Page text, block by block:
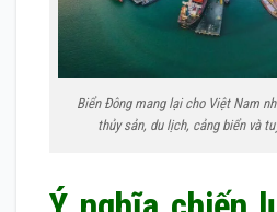
Biển Đông mang lại cho Việt Nam
thủy sản, du lịch, cảng biển và